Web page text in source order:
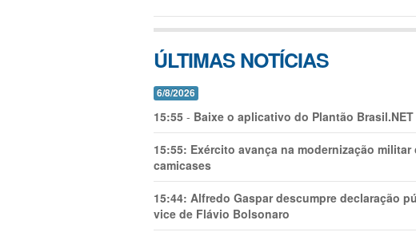
ÚLTIMAS NOTÍCIAS
6/8/2026
15:55 - Baixe o aplicativo do Plantão
15:55: Exército avança na modernização
camicases
15:44: Alfredo Gaspar descumpre declaração
vice de Flávio Bolsonaro